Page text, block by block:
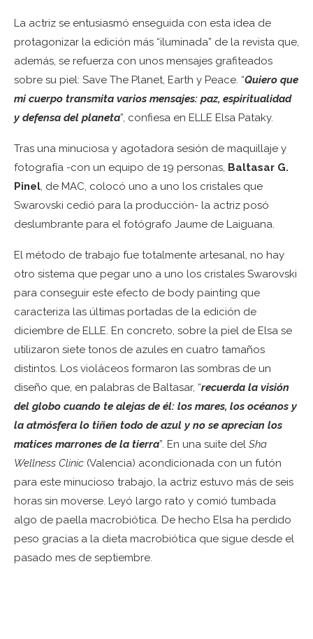
La actriz se entusiasmó enseguida con esta idea de
protagonizar la edición más “iluminada” de la revista que,
además, se refuerza con unos mensajes grafiteados
sobre su piel: Save The Planet, Earth y Peace. “Quiero que
mi cuerpo transmita varios mensajes: paz, espiritualidad
y defensa del planeta”, confiesa en ELLE Elsa Pataky.
Tras una minuciosa y agotadora sesión de maquillaje y
fotografía -con un equipo de 19 personas, Baltasar G.
Pinel, de MAC, colocó uno a uno los cristales que
Swarovski cedió para la producción- la actriz posó
deslumbrante para el fotógrafo Jaume de Laiguana.
El método de trabajo fue totalmente artesanal, no hay
otro sistema que pegar uno a uno los cristales Swarovski
para conseguir este efecto de body painting que
caracteriza las últimas portadas de la edición de
diciembre de ELLE. En concreto, sobre la piel de Elsa se
utilizaron siete tonos de azules en cuatro tamaños
distintos. Los violáceos formaron las sombras de un
diseño que, en palabras de Baltasar, “recuerda la visión
del globo cuando te alejas de él: los mares, los océanos y
la atmósfera lo tiñen todo de azul y no se aprecian los
matices marrones de la tierra”. En una suite del Sha
Wellness Clinic (Valencia) acondicionada con un futón
para este minucioso trabajo, la actriz estuvo más de seis
horas sin moverse. Leyó largo rato y comió tumbada
algo de paella macrobiótica. De hecho Elsa ha perdido
peso gracias a la dieta macrobiótica que sigue desde el
pasado mes de septiembre.